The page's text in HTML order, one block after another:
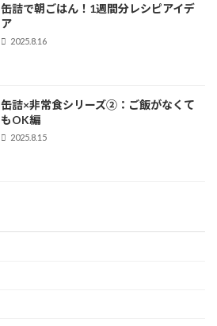
缶詰で朝ごはん！1週間分レシピアイデ
ア
2025.8.16
缶詰×非常食シリーズ②：ご飯がなくて
もOK編
2025.8.15